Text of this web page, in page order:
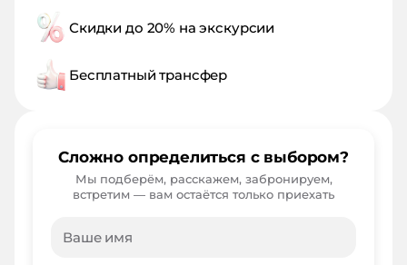
Скидки до 20% на экскурсии
Бесплатный трансфер
Сложно определиться с выбором?
Мы подберём, расскажем, забронируем,
встретим — вам остаётся только приехать